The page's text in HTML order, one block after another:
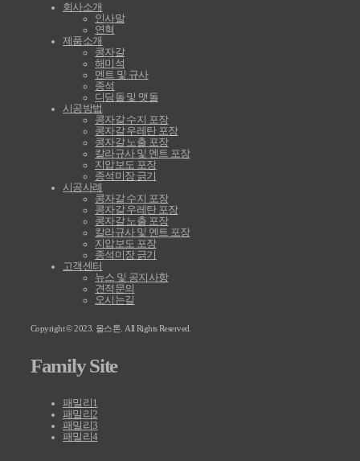
회사소개
인사말
연혁
제품소개
콩자갈
해미석
멘트 및 규사
종석
디딤돌 및 맷돌
시공방법
콩자갈 수지 포장
콩자갈 우레탄 포장
콩자갈 노출 포장
칼라규사 및 멘트 포장
지압보도 포장
종석미장 긁기
시공사례
콩자갈 수지 포장
콩자갈 우레탄 포장
콩자갈 노출 포장
칼라규사 및 멘트 포장
지압보도 포장
종석미장 긁기
고객센터
뉴스 및 공지사항
견적문의
오시는길
Copyright © 2023. 올스톤. All Rights Reserved.
Family Site
패밀리1
패밀리2
패밀리3
패밀리4